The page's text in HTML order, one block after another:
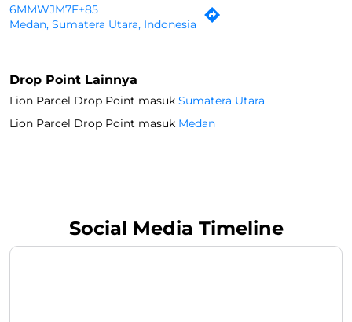
6MMWJM7F+85
Medan, Sumatera Utara, Indonesia
Drop Point Lainnya
Lion Parcel Drop Point masuk Sumatera Utara
Lion Parcel Drop Point masuk Medan
Social Media Timeline